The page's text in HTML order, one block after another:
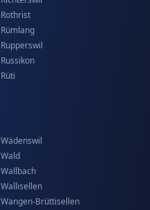
Rothrist
Rümlang
Rupperswil
Russikon
Rüti
Wädenswil
Wald
Wallbach
Wallisellen
Wangen-Brüttisellen